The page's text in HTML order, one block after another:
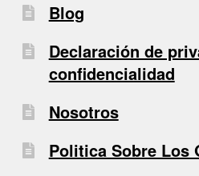
Blog
Declaración de
confidencialidad
Nosotros
Politica Sobre Los